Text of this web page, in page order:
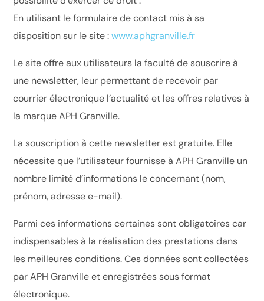
En utilisant le formulaire de contact mis à sa
disposition sur le site :www.aphgranville.fr
Le site offre aux utilisateurs la faculté de souscrire à
une newsletter, leur permettant de recevoir par
courrier électronique l’actualité et les offres relatives à
la marque APH Granville.
La souscription à cette newsletter est gratuite. Elle
nécessite que l’utilisateur fournisse à APH Granville un
nombre limité d’informations le concernant (nom,
prénom, adresse e-mail).
Parmi ces informations certaines sont obligatoires car
indispensables à la réalisation des prestations dans
les meilleures conditions. Ces données sont collectées
par APH Granville et enregistrées sous format
électronique.